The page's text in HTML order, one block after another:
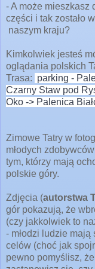
- A może mieszkasz
części i tak zostało w
naszym kraju?
Kimkolwiek jesteś
oglądania polskich
Trasa: parking -
Czarny Staw pod
Oko -> Palenica
m
o
t
i
k
o
g
r
i
n
Zimowe Tatry w
młodych
tym, którzy mają
polskie góry.
Zdjęcia (autorstwa
gór pokazują, że
(czy jakkolwiek to
- młodzi ludzie
celów (choć jak
pewno pomyślisz,